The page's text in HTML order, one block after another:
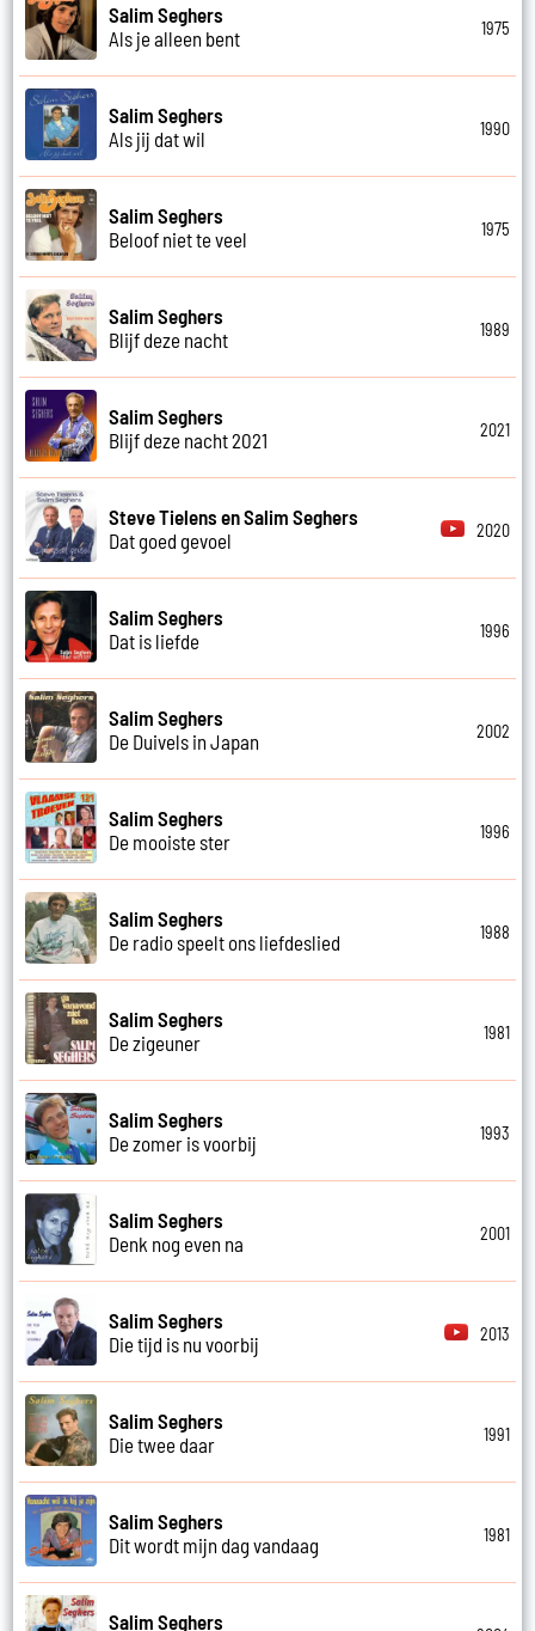
Salim Seghers
Als je alleen bent
1975
Salim Seghers
Als jij dat wil
1990
Salim Seghers
Beloof niet te veel
1975
Salim Seghers
Blijf deze nacht
1989
Salim Seghers
Blijf deze nacht 2021
2021
Steve Tielens en Salim Seghers
Dat goed gevoel
2020
Salim Seghers
Dat is liefde
1996
Salim Seghers
De Duivels in Japan
2002
Salim Seghers
De mooiste ster
1996
Salim Seghers
De radio speelt ons liefdeslied
1988
Salim Seghers
De zigeuner
1981
Salim Seghers
De zomer is voorbij
1993
Salim Seghers
Denk nog even na
2001
Salim Seghers
Die tijd is nu voorbij
2013
Salim Seghers
Die twee daar
1991
Salim Seghers
Dit wordt mijn dag vandaag
1981
Salim Seghers